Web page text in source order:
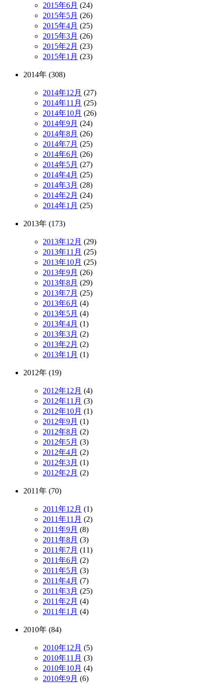
2015年6月 (24)
2015年5月 (26)
2015年4月 (25)
2015年3月 (26)
2015年2月 (23)
2015年1月 (23)
2014年 (308)
2014年12月 (27)
2014年11月 (25)
2014年10月 (26)
2014年9月 (24)
2014年8月 (26)
2014年7月 (25)
2014年6月 (26)
2014年5月 (27)
2014年4月 (25)
2014年3月 (28)
2014年2月 (24)
2014年1月 (25)
2013年 (173)
2013年12月 (29)
2013年11月 (25)
2013年10月 (25)
2013年9月 (26)
2013年8月 (29)
2013年7月 (25)
2013年6月 (4)
2013年5月 (4)
2013年4月 (1)
2013年3月 (2)
2013年2月 (2)
2013年1月 (1)
2012年 (19)
2012年12月 (4)
2012年11月 (3)
2012年10月 (1)
2012年9月 (1)
2012年8月 (2)
2012年5月 (3)
2012年4月 (2)
2012年3月 (1)
2012年2月 (2)
2011年 (70)
2011年12月 (1)
2011年11月 (2)
2011年9月 (8)
2011年8月 (3)
2011年7月 (11)
2011年6月 (2)
2011年5月 (3)
2011年4月 (7)
2011年3月 (25)
2011年2月 (4)
2011年1月 (4)
2010年 (84)
2010年12月 (5)
2010年11月 (3)
2010年10月 (4)
2010年9月 (6)